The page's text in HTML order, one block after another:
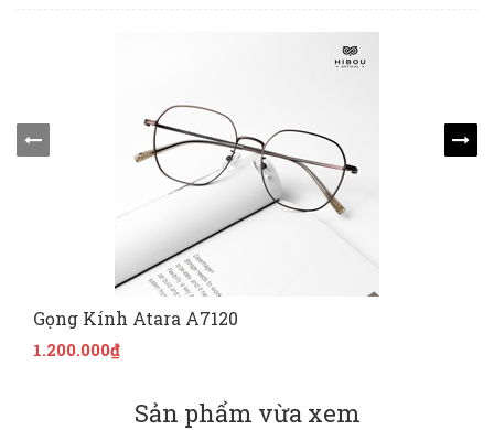
Gọng Kính Atara A7120
1.200.000₫
Sản phẩm vừa xem